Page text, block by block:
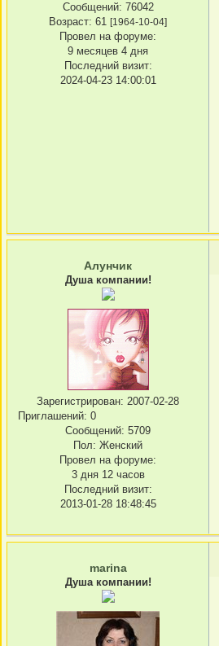
Сообщений: 76042
Возраст: 61 [1964-10-04]
Провел на форуме:
9 месяцев 4 дня
Последний визит:
2024-04-23 14:00:01
Алунчик
Душа компании!
Зарегистрирован: 2007-02-28
Приглашений: 0
Сообщений: 5709
Пол: Женский
Провел на форуме:
3 дня 12 часов
Последний визит:
2013-01-28 18:48:45
marina
Душа компании!